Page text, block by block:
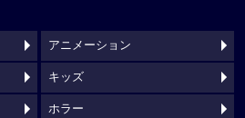
アニメーション
キッズ
ホラー